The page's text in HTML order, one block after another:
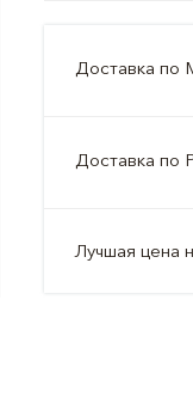
Доставка по
Доставка по
Лучшая цена